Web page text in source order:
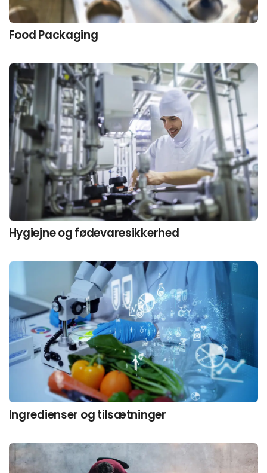
Food Packaging
Hygiejne og fødevaresikkerhed
Ingredienser og tilsætninger